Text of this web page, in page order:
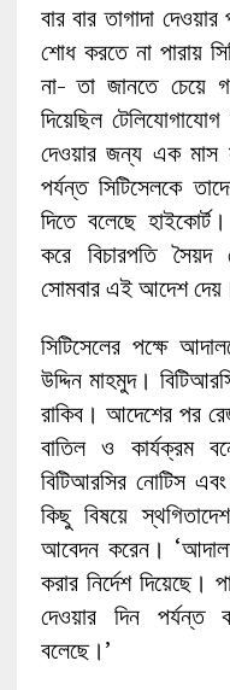
বার বার তাগাদা
শোধ করতে না পারায়
না- তা জানতে চেয়ে
দিয়েছিল
দেওয়ার জন্য এক মাস
পর্যন্ত সিটিসেলকে
দিতে বলেছে
করে বিচারপতি সৈয়দ
সোমবার এই আদেশ
সিটিসেলের পক্ষে
উদ্দিন মাহমুদ।
রাকিব। আদেশের পর
বাতিল ও কার্যক্রম
বিটিআরসির নোটিস
কিছু বিষয়ে
আবেদন করেন।
করার নির্দেশ দিয়েছে।
দেওয়ার দিন পর্যন্ত
বলেছে।’